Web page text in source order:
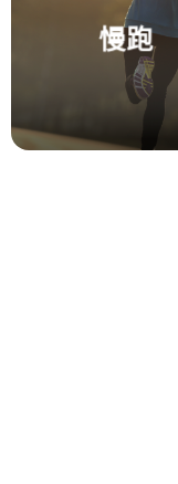
慢跑